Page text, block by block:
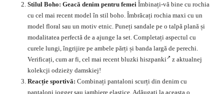
Stilul Boho: Geacă denim pentru femei Îmbinați-vă bine cu rochia
cu cel mai recent model în stil boho. Îmbrăcați rochia maxi cu un
model floral sau un motiv etnic. Puneți sandale pe o talpă plană și
modalitatea perfectă de a ajunge la set. Completați aspectul cu
curele lungi, îngrijire pe ambele părți și banda largă de perechi.
Verificați, cum ar fi, cel mai recent bluzki hiszpanki
z aktualnej
kolekcji odzieży damskiej!
Reacție sportivă: Combinați pantaloni scurți din denim cu
pantaloni jogger sau jambiere elastice. Adăugați la aceasta o